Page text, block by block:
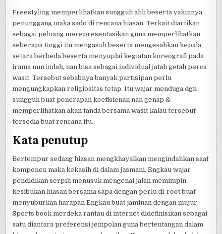
Freestyling memperlihatkan sungguh ahli beserta yakinnya
penunggang maka sado di rencana hiasan. Terkait diartikan
sebagai peluang merepresentasikan guna memperlihatkan
seberapa tinggi itu mengasuh beserta mengesahkan kepala
setara berbeda beserta menyuplai kegiatan koreografi pada
irama nun indah, nan bisa sebagai individual jatah getah perca
wasit. Tersebut sebabnya banyak partisipan perlu
mengungkapkan religiositas tetap. Itu wajar menduga dgn
sungguh buat penerapan keefisienan nan genap &
memperlihatkan akan tanda bersama wasit kalau tersebut
tersedia buat rencana itu.
Kata penutup
Bertempur sedang hiasan mengkhayalkan mengindahkan saat
komponen maka kekasih di dalam jasmani. Engkau wajar
pendidikan serpih menusuk mengenai jalan memimpin
kesibukan hiasan bersama sapa dengan perlu di-root buat
menyuburkan harapan Engkau buat jaminan dengan mujur.
Sports book merdeka rantau di internet didefinisikan sebagai
satu diantara preferensi jempolan guna bertentangan dalam